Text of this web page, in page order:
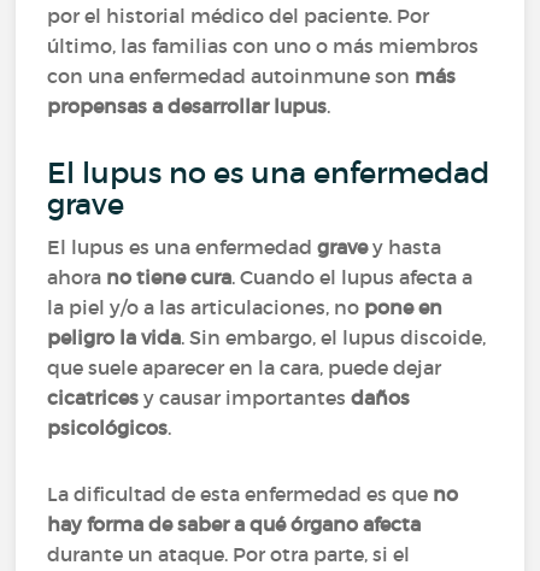
por el historial médico del paciente. Por
último, las familias con uno o más miembros
con una enfermedad autoinmune son más
propensas a desarrollar lupus.
El lupus no es una enfermedad
grave
El lupus es una enfermedadgravey hasta
ahora no tiene cura. Cuando el lupus afecta a
la piel y/o a las articulaciones, no pone en
peligro la vida. Sin embargo, el lupus discoide,
que suele aparecer en la cara, puede dejar
cicatricesy causar importantesdaños
psicológicos.
La dificultad de esta enfermedad es que no
hay forma de saber a qué órgano afecta
durante un ataque. Por otra parte, si el